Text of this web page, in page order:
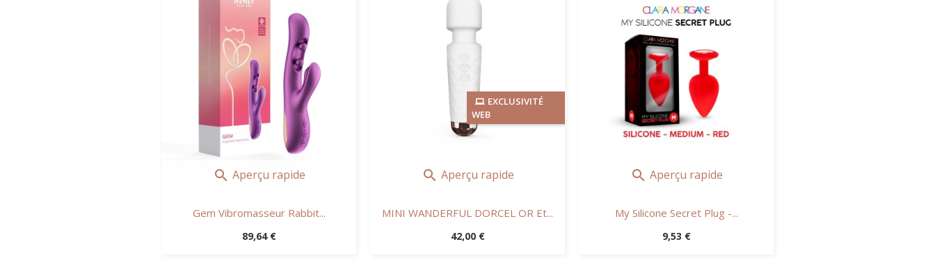
 Aperçu rapide
Gem Vibromasseur Rabbit...
Prix
89,64 €
EXCLUSIVITÉ
WEB
 Aperçu rapide
MINI WANDERFUL DORCEL OR Et...
Prix
42,00 €
 Aperçu rapide
My Silicone Secret Plug -...
Prix
9,53 €